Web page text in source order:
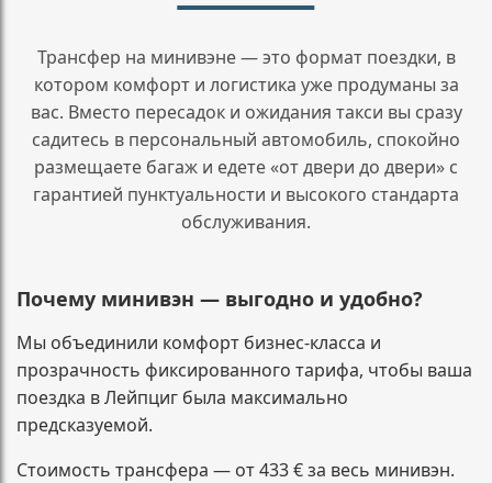
Трансфер на минивэне — это формат поездки, в
котором комфорт и логистика уже продуманы за
вас. Вместо пересадок и ожидания такси вы сразу
садитесь в персональный автомобиль, спокойно
размещаете багаж и едете «от двери до двери» с
гарантией пунктуальности и высокого стандарта
обслуживания.
Почему минивэн — выгодно и удобно?
Мы объединили комфорт бизнес-класса и
прозрачность фиксированного тарифа, чтобы ваша
поездка в Лейпциг была максимально
предсказуемой.
Стоимость трансфера — от 433 € за весь минивэн.